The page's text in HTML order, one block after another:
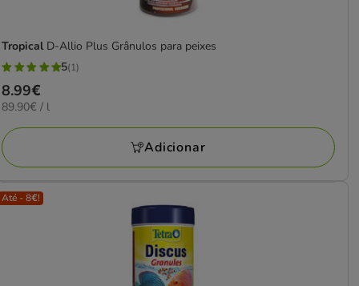
Tropical D-Allio Plus Grânulos para peixes
5
estrelas
com
1
avaliações
5(1)
Preço
8.99€
8.99€
89.90€
L
89.90€ / l
Adicionar
Até - 8€!